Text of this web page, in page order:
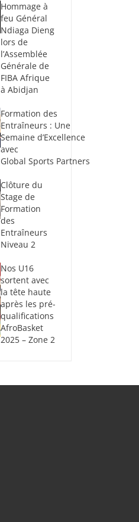
Hommage à
feu Général
Ndiaga Dieng
lors de
l’Assemblée
Générale de
FIBA Afrique
à Abidjan
Formation des
Entraîneurs : Une
Semaine d’Excellence
avec
Global Sports Partners
Clôture du
Stage de
Formation
des
Entraîneurs
Niveau 2
Nos U16
sortent avec
la tête haute
après les pré-
qualifications
AfroBasket
2025 – Zone 2